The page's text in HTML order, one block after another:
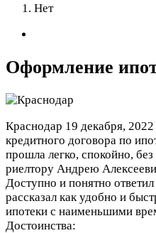
Нет
Оформление
Краснодар 19 декабря, 2022
кредитного договора по
прошла легко, спокойно,
риелтору Андрею
Доступно и понятно
рассказал как удобно и
ипотеки с наименьшими
Достоинства: